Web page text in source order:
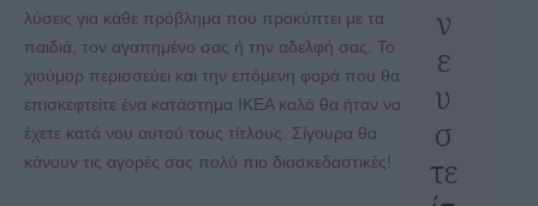
λύσεις για κάθε πρόβλημα που προκύπτει με τα
παιδιά, τον αγαπημένο σας ή την αδελφή σας. Το
χιούμορ περισσεύει και την επόμενη φορά που θα
επισκεφτείτε ένα κατάστημα ΙΚΕΑ καλό θα ήταν να
έχετε κατά νου αυτού τους τίτλους. Σίγουρα θα
κάνουν τις αγορές σας πολύ πιο διασκεδαστικές!
ν
ε
υ
σ
τε